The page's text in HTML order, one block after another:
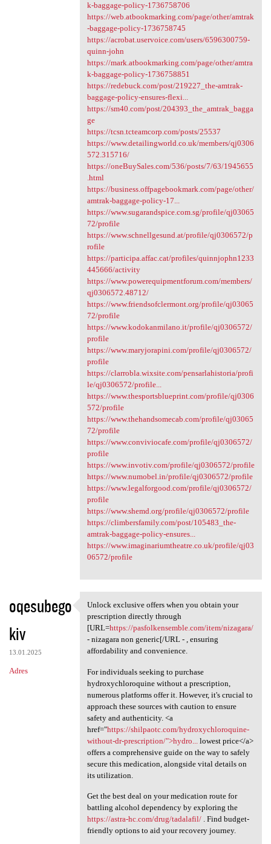
k-baggage-policy-1736758706
https://web.atbookmarking.com/page/other/amtrak
-baggage-policy-1736758745
https://acrobat.uservoice.com/users/6596300759-
quinn-john
https://mark.atbookmarking.com/page/other/amtra
k-baggage-policy-1736758851
https://redebuck.com/post/219227_the-amtrak-
baggage-policy-ensures-flexi...
https://sm40.com/post/204393_the_amtrak_bagga
ge
https://tcsn.tcteamcorp.com/posts/25537
https://www.detailingworld.co.uk/members/qj0306
572.315716/
https://oneBuySales.com/536/posts/7/63/1945655
.html
https://business.offpagebookmark.com/page/other/
amtrak-baggage-policy-17...
https://www.sugarandspice.com.sg/profile/qj03065
72/profile
https://www.schnellgesund.at/profile/qj0306572/p
rofile
https://participa.affac.cat/profiles/quinnjophn1233
445666/activity
https://www.powerequipmentforum.com/members/
qj0306572.48712/
https://www.friendsofclermont.org/profile/qj03065
72/profile
https://www.kodokanmilano.it/profile/qj0306572/
profile
https://www.maryjorapini.com/profile/qj0306572/
profile
https://clarrobla.wixsite.com/pensarlahistoria/profi
le/qj0306572/profile...
https://www.thesportsblueprint.com/profile/qj0306
572/profile
https://www.thehandsomecab.com/profile/qj03065
72/profile
https://www.conviviocafe.com/profile/qj0306572/
profile
https://www.invotiv.com/profile/qj0306572/profile
https://www.numobel.in/profile/qj0306572/profile
https://www.legalforgood.com/profile/qj0306572/
profile
https://www.shemd.org/profile/qj0306572/profile
https://climbersfamily.com/post/105483_the-
amtrak-baggage-policy-ensures...
https://www.imaginariumtheatre.co.uk/profile/qj03
06572/profile
oqesubego
kiv
13.01.2025
Adres
Unlock exclusive offers when
Unlock exclusive offers when you obtain your
prescription directly through
[URL=https://pasfolkensemble.com/item/nizagara/
- nizagara non generic[/URL - , ensuring
affordability and convenience.
For individuals seeking to purchase
hydroxychloroquine without a prescription,
numerous platforms offer it. However, it's crucial to
approach these sources with caution to ensure
safety and authenticity. <a
href="https://shilpaotc.com/hydroxychloroquine-
without-dr-prescription/">hydro...
lowest price</a>
offers a comprehensive guide on the way to safely
secure this medication, alongside vital details on
its utilization.
Get the best deal on your medication route for
battling alcohol dependency by exploring the
https://astra-hc.com/drug/tadalafil/. Find budget-
friendly options to aid your recovery journey.